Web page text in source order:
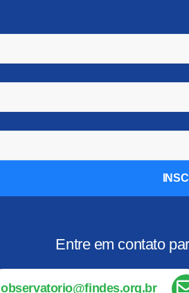
Entre em contato
observatorio@findes.org.br